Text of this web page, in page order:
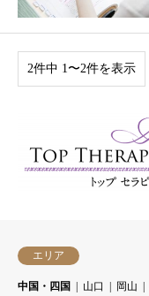
2件中 1〜2件を表示
エリア
中国・四国 山口 岡山